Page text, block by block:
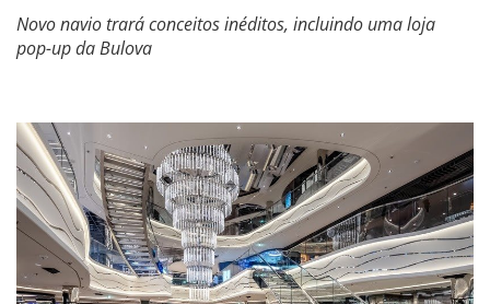
Novo navio trará conceitos inéditos, incluindo uma loja
pop-up da Bulova